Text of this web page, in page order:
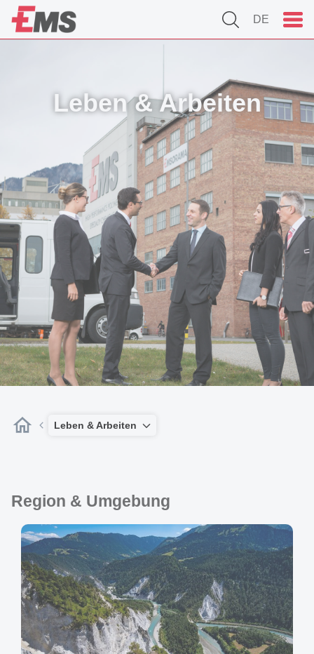
DE
Leben & Arbeiten
Leben & Arbeiten
Region & Umgebung